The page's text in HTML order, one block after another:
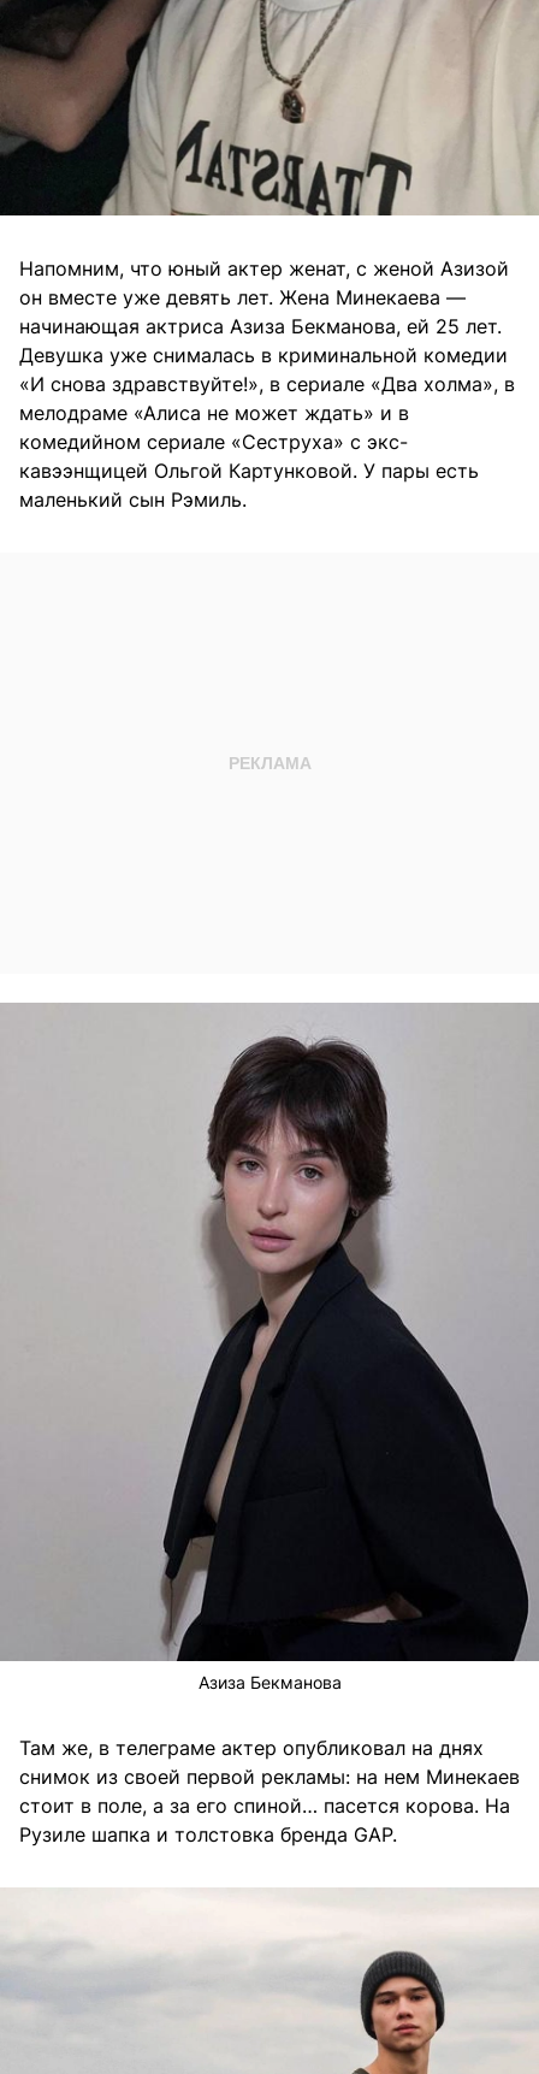
Напомним, что юный актер женат, с женой Азизой
он вместе уже девять лет. Жена Минекаева —
начинающая актриса Азиза Бекманова, ей 25 лет.
Девушка уже снималась в криминальной комедии
«И снова здравствуйте!», в сериале «Два холма», в
мелодраме «Алиса не может ждать» и в
комедийном сериале «Сеструха» с экс-
кавээнщицей Ольгой Картунковой. У пары есть
маленький сын Рэмиль.
Азиза Бекманова
Там же, в телеграме актер опубликовал на днях
снимок из своей первой рекламы: на нем Минекаев
стоит в поле, а за его спиной… пасется корова. На
Рузиле шапка и толстовка бренда GAP.